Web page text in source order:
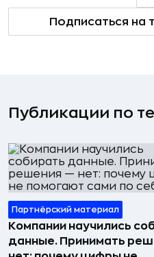
Подписаться на
Публикации по
Партнёрский материал
Компании научились
данные. Принимать